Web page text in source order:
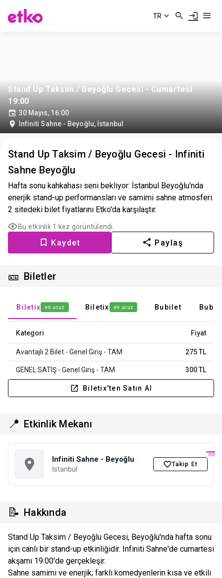
TR
Stand Up Taksim / Beyoğlu Gecesi - Cumartesi
19:00
30 Mayıs, 16:00
Infiniti Sahne - Beyoğlu, İstanbul
Stand Up Taksim / Beyoğlu Gecesi - Infiniti
Sahne Beyoğlu
Hafta sonu kahkahası seni bekliyor: İstanbul Beyoğlu'nda
enerjik stand-up performansları ve samimi sahne atmosferi.
2 sitedeki bilet fiyatlarını Etko'da karşılaştır.
Bu etkinlik 1 kez görüntülendi.
Kaydet Paylaş
🎫 Biletler
Biletix en ucuz Biletix en ucuz Bubilet
Kategori Fiyat
Avantajlı 2 Bilet - Genel Giriş - TAM 275 TL
GENEL SATIŞ - Genel Giriş - TAM 300 TL
Biletix'ten Satın Al
📍 Etkinlik Mekanı
Infiniti Sahne - Beyoğlu ·
İstanbul
Takip Et
📝 Hakkında
Stand Up Taksim / Beyoğlu Gecesi, Beyoğlu'nda hafta sonu
için canlı bir stand-up etkinliğidir. Infiniti Sahne'de cumartesi
akşamı 19:00'de gerçekleşir.
Sahne samimi ve enerjik; farklı komedyenlerin kısa ve etkili